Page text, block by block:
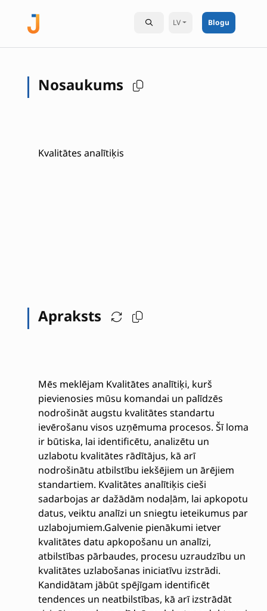
LV Blogu
Nosaukums
Kvalitātes analītiķis
Apraksts
Mēs meklējam Kvalitātes analītiķi, kurš
pievienosies mūsu komandai un palīdzēs
nodrošināt augstu kvalitātes standartu
ievērošanu visos uzņēmuma procesos. Šī loma
ir būtiska, lai identificētu, analizētu un
uzlabotu kvalitātes rādītājus, kā arī
nodrošinātu atbilstību iekšējiem un ārējiem
standartiem. Kvalitātes analītiķis cieši
sadarbojas ar dažādām nodaļām, lai apkopotu
datus, veiktu analīzi un sniegtu ieteikumus par
uzlabojumiem.Galvenie pienākumi ietver
kvalitātes datu apkopošanu un analīzi,
atbilstības pārbaudes, procesu uzraudzību un
kvalitātes uzlabošanas iniciatīvu izstrādi.
Kandidātam jābūt spējīgam identificēt
tendences un neatbilstības, kā arī izstrādāt